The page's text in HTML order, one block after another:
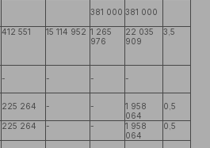
381 000 381 000
412 551 15 114 952 1 265
976
22 035
909
3,5
- - - -
225 264 - -
1 958
064
0,5
225 264 - -
1 958
064
0,5